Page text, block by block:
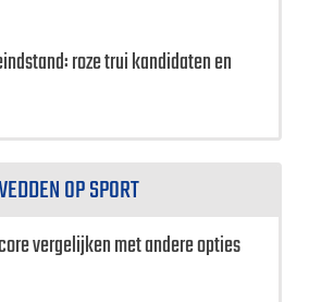
roze trui kandidaten en
OP SPORT
vergelijken met andere opties